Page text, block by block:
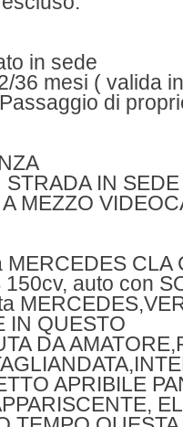
in sede
36 mesi ( valida
di
STRADA IN SEDE
MEZZO
CLA
auto con
IN QUESTO
DA
APRIBILE